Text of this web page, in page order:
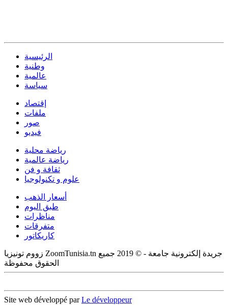
الرئيسية
وطنية
عالمية
سياسة
إقتصاد
ملفات
صور
فيديو
رياضة محلية
رياضة عالمية
ثقافة و فن
علوم و تكنولوجيا
أسعار الذهب
طبق اليوم
مناظرات
متفرقات
كاريكاتور
زووم تونيزيا ZoomTunisia.tn جريدة إلكترونية جامعة - © 2019 جميع
الحقوق محفوظة
Site web développé parLe développeur